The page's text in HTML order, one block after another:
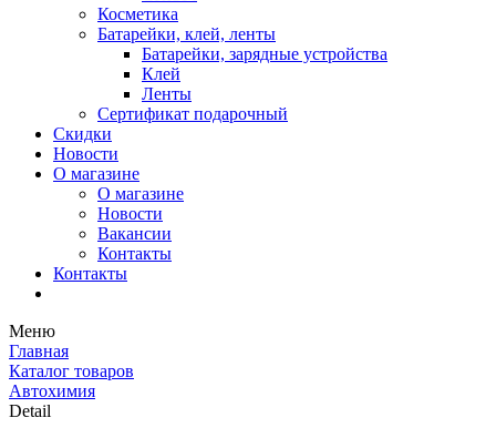
Косметика
Батарейки, клей, ленты
Батарейки, зарядные устройства
Клей
Ленты
Сертификат подарочный
Скидки
Новости
О магазине
О магазине
Новости
Вакансии
Контакты
Контакты
Меню
Главная
Каталог товаров
Автохимия
Detail